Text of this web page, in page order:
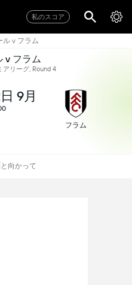
私のスコア
ル v フラム
v フラム
アリーグ, Round 4
9月
フラム
向かって